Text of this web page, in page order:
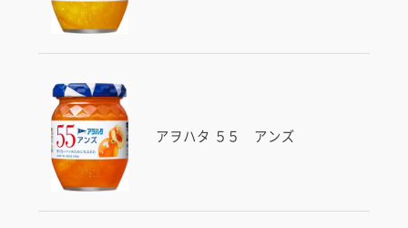
アヲハタ ５５ アンズ